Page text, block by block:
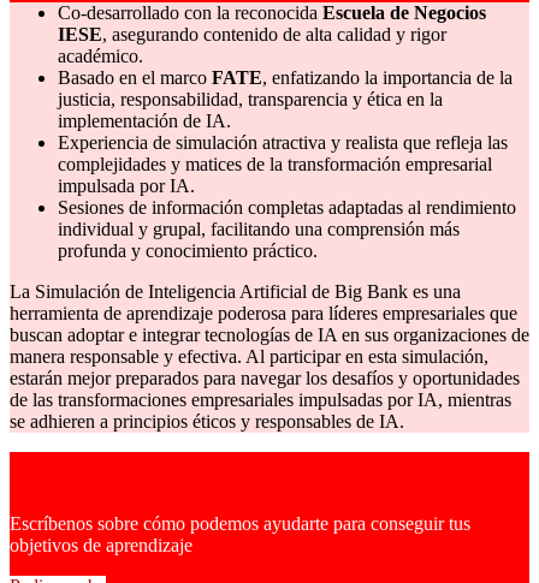
Co-desarrollado con la reconocida Escuela de Negocios
IESE, asegurando contenido de alta calidad y rigor
académico.
Basado en el marco FATE, enfatizando la importancia de la
justicia, responsabilidad, transparencia y ética en la
implementación de IA.
Experiencia de simulación atractiva y realista que refleja las
complejidades y matices de la transformación empresarial
impulsada por IA.
Sesiones de información completas adaptadas al rendimiento
individual y grupal, facilitando una comprensión más
profunda y conocimiento práctico.
La Simulación de Inteligencia Artificial de Big Bank es una
herramienta de aprendizaje poderosa para líderes empresariales que
buscan adoptar e integrar tecnologías de IA en sus organizaciones de
manera responsable y efectiva. Al participar en esta simulación,
estarán mejor preparados para navegar los desafíos y oportunidades
de las transformaciones empresariales impulsadas por IA, mientras
se adhieren a principios éticos y responsables de IA.
Escríbenos sobre cómo podemos ayudarte para conseguir tus
objetivos de aprendizaje